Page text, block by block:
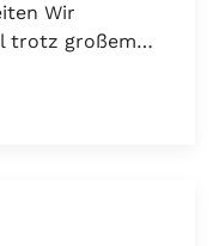
Wir
trotz großem…